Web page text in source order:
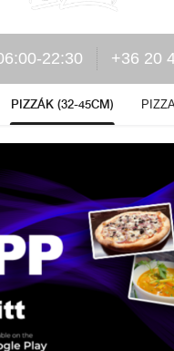
22:30 +36 20
PIZZÁK (32-45CM)